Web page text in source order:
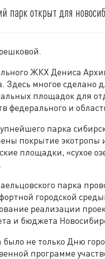
парк открыт для
ЖКХ Дениса
Здесь многое сделано
площадок для
федерального и
парка
покрытие экотропы
площадки, «сухое
парка
городской
реализации
и бюджета
не только Дню
программе